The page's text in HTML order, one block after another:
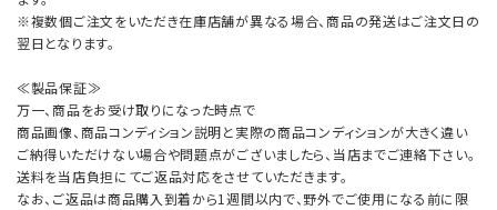
※複数個ご注文をいただき在庫店舗が異なる場合、商品の発送はご注文日の
翌日となります。
≪製品保証≫
万一、商品をお受け取りになった時点で
商品画像、商品コンディション説明と実際の商品コンディションが大きく違い
ご納得いただけない場合や問題点がございましたら、当店までご連絡下さい。
送料を当店負担にてご返品対応をさせていただきます。
なお、ご返品は商品購入到着から1週間以内で、野外でご使用になる前に限